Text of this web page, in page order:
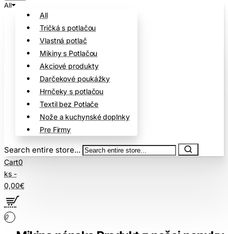
All
All
Tričká s potlačou
Vlastná potlač
Mikiny s Potlačou
Akciové produkty
Darčekové poukážky
Hrnčeky s potlačou
Textil bez Potlače
Nože a kuchynské doplnky
Pre Firmy
Search entire store...
Cart0
ks -
0,00€
0